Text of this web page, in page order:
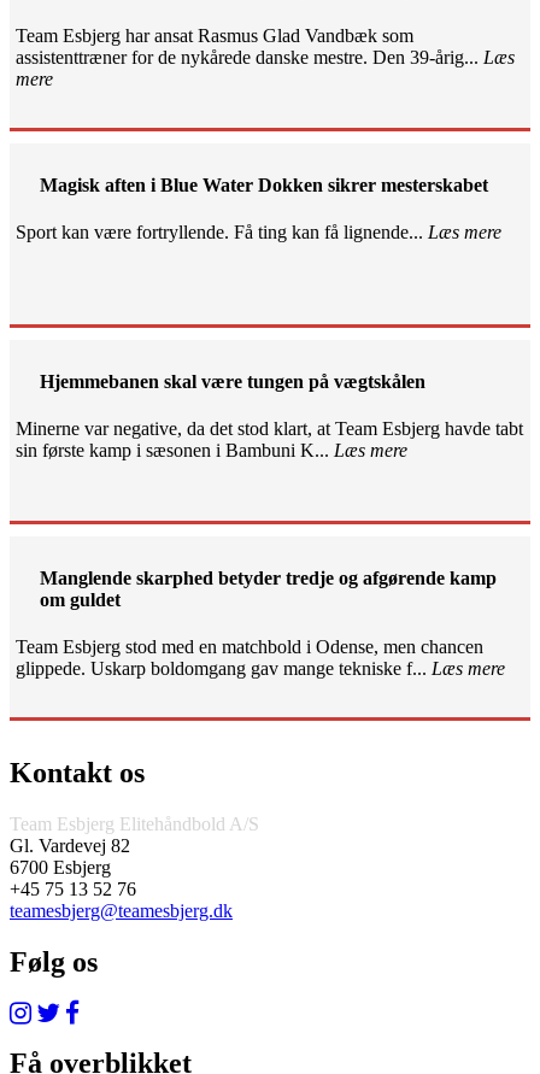
Team Esbjerg har ansat Rasmus Glad Vandbæk som
assistenttræner for de nykårede danske mestre. Den 39-årig... Læs
mere
Magisk aften i Blue Water Dokken sikrer mesterskabet
Sport kan være fortryllende. Få ting kan få lignende... Læs mere
Hjemmebanen skal være tungen på vægtskålen
Minerne var negative, da det stod klart, at Team Esbjerg havde tabt
sin første kamp i sæsonen i Bambuni K... Læs mere
Manglende skarphed betyder tredje og afgørende kamp
om guldet
Team Esbjerg stod med en matchbold i Odense, men chancen
glippede. Uskarp boldomgang gav mange tekniske f... Læs mere
Kontakt os
Team Esbjerg Elitehåndbold A/S
Gl. Vardevej 82
6700 Esbjerg
+45 75 13 52 76
teamesbjerg@teamesbjerg.dk
Følg os
Få overblikket